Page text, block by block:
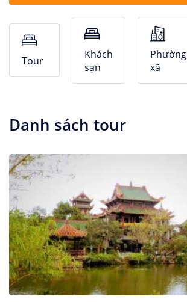
Căn hộ dịch vụ
Tour
Khách
sạn
Phường
xã
Danh sách tour